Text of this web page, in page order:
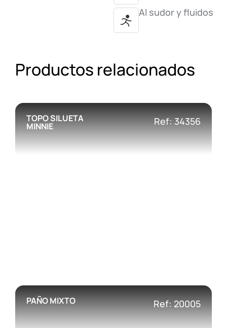
Al sudor y fluidos
Productos relacionados
TOPO SILUETA
MINNIE Ref: 34356
PAÑO MIXTO Ref: 20005